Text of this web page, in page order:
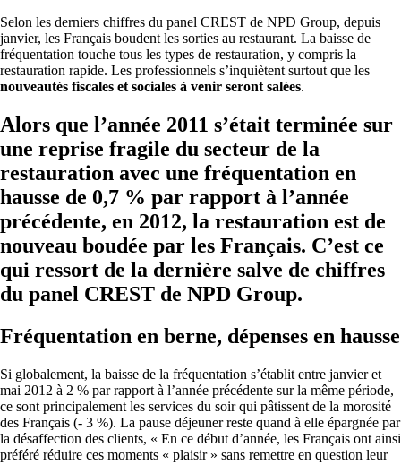
Selon les derniers chiffres du panel CREST de NPD Group, depuis
janvier, les Français boudent les sorties au restaurant. La baisse de
fréquentation touche tous les types de restauration, y compris la
restauration rapide. Les professionnels s’inquiètent surtout que les
nouveautés fiscales et sociales à venir seront salées.
Alors que l’année 2011 s’était terminée sur
une reprise fragile du secteur de la
restauration avec une fréquentation en
hausse de 0,7 % par rapport à l’année
précédente, en 2012, la restauration est de
nouveau boudée par les Français. C’est ce
qui ressort de la dernière salve de chiffres
du panel CREST de NPD Group.
Fréquentation en berne, dépenses en hausse
Si globalement, la baisse de la fréquentation s’établit entre janvier et
mai 2012 à 2 % par rapport à l’année précédente sur la même période,
ce sont principalement les services du soir qui pâtissent de la morosité
des Français (- 3 %). La pause déjeuner reste quand à elle épargnée par
la désaffection des clients, « En ce début d’année, les Français ont ainsi
préféré réduire ces moments « plaisir » sans remettre en question leur